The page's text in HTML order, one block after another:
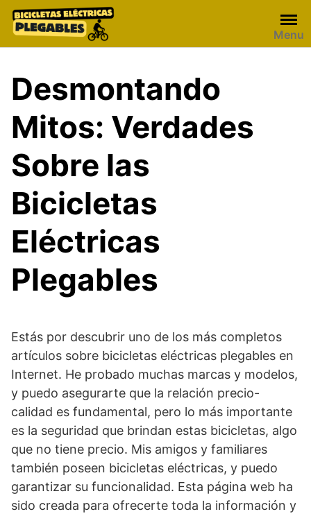
Skip
Menu
Desmontando
Mitos: Verdades
Sobre las
Bicicletas
Eléctricas
Plegables
Estás por descubrir uno de los más completos
artículos sobre bicicletas eléctricas plegables en
Internet. He probado muchas marcas y modelos,
y puedo asegurarte que la relación precio-
calidad es fundamental, pero lo más importante
es la seguridad que brindan estas bicicletas, algo
que no tiene precio. Mis amigos y familiares
también poseen bicicletas eléctricas, y puedo
garantizar su funcionalidad. Esta página web ha
sido creada para ofrecerte toda la información y